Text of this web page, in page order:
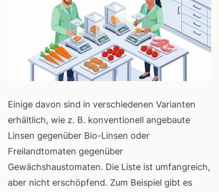
Einige davon sind in verschiedenen Varianten
erhältlich, wie z. B. konventionell angebaute
Linsen gegenüber Bio-Linsen oder
Freilandtomaten gegenüber
Gewächshaustomaten. Die Liste ist umfangreich,
aber nicht erschöpfend. Zum Beispiel gibt es